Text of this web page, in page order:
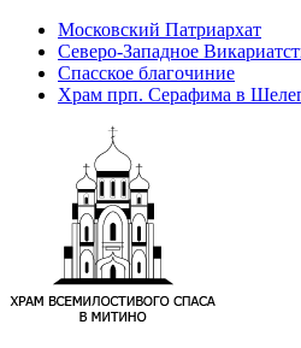
Московский Патриархат
Северо-Западное
Спасское благочиние
Храм прп. Серафима в